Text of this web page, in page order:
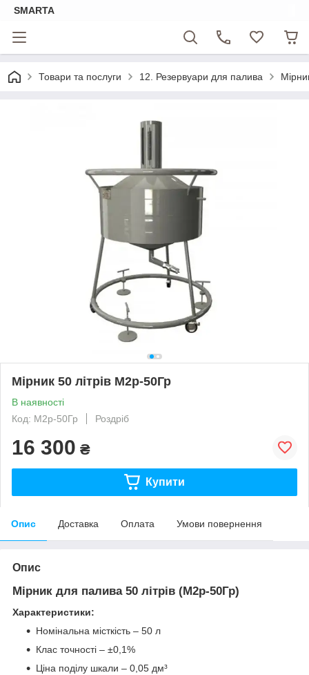
SMARTA
Товари та послуги 12. Резервуари для палива
Мірник 50 літрів М2р-50Гр
В наявності
Код: М2р-50Гр
Роздріб
16 300 ₴
Купити
Опис Доставка Оплата Умови повернення
Опис
Мірник для палива 50 літрів (М2р-50Гр)
Характеристики:
Номінальна місткість – 50 л
Клас точності – ±0,1%
Ціна поділу шкали – 0,05 дм³